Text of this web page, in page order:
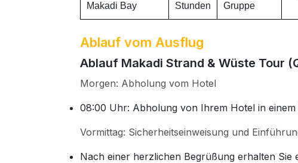
Makadi Bay
Stunden
Gruppe
Ablauf vom Ausflug
Ablauf Makadi Strand & Wüste Tour
Morgen: Abholung vom Hotel
08:00 Uhr: Abholung von Ihrem Hotel in
Vormittag: Sicherheitseinweisung und
Nach einer herzlichen Begrüßung erhalten Sie